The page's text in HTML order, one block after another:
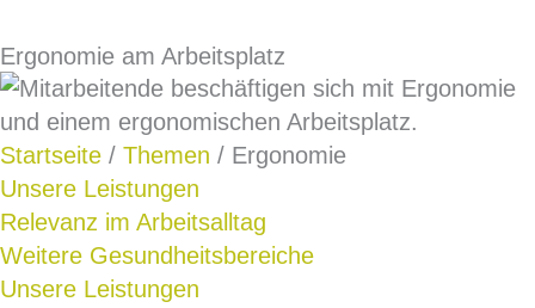
Ergonomie am Arbeitsplatz
Startseite / Themen / Ergonomie
Unsere Leistungen
Relevanz im Arbeitsalltag
Weitere Gesundheitsbereiche
Unsere Leistungen